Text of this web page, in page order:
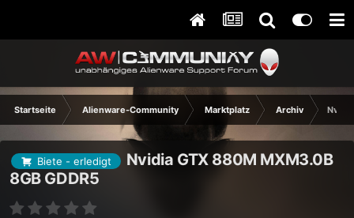
Startseite Alienware-Community Marktplatz Archiv
Biete - erledigt
Nvidia GTX 880M MXM3.0B
8GB GDDR5